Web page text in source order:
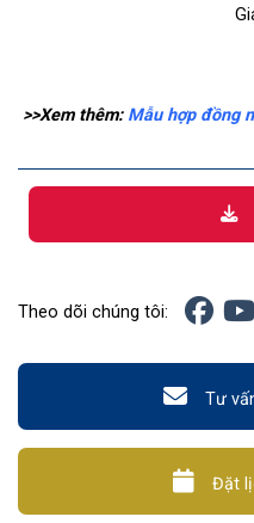
>>Xem thêm: Mẫu hợp đồng
Theo dõi chúng tôi:
Tư
Đặt